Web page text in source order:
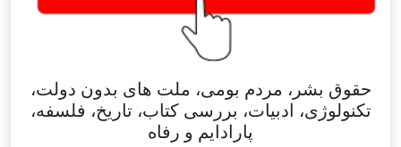
حقوق بشر، مردم بومی، ملت های بدون دولت،
تکنولوژی، ادبیات، بررسی کتاب، تاریخ، فلسفه،
پارادایم و رفاه